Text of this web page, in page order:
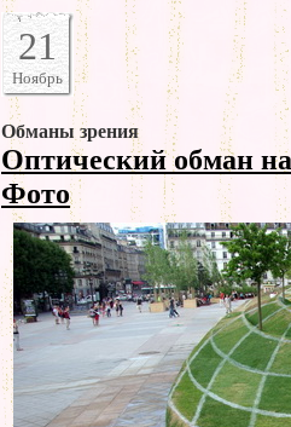
21
Ноябрь
Обманы зрения
Оптический обман
Фото